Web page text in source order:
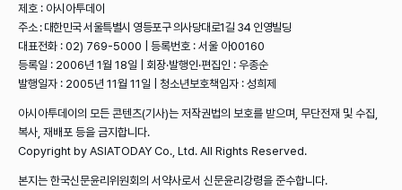
제호 : 아시아투데이
주소 : 대한민국 서울특별시 영등포구 의사당대로1길 34 인영빌딩
대표전화 : 02) 769-5000 | 등록번호 : 서울 아00160
등록일 : 2006년 1월 18일 | 회장·발행인·편집인 : 우종순
발행일자 : 2005년 11월 11일 | 청소년보호책임자 : 성희제
아시아투데이의 모든 콘텐츠(기사)는 저작권법의 보호를 받으며, 무단전재 및 수집,
복사, 재배포 등을 금지합니다.
Copyright by ASIATODAY Co., Ltd. All Rights Reserved.
본지는 한국신문윤리위원회의 서약사로서 신문윤리강령을 준수합니다.